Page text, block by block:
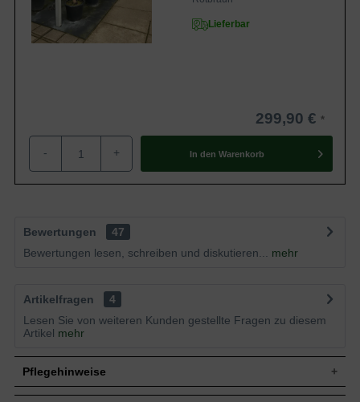
Lieferbar
299,90 €
- + In den Warenkorb
Bewertungen
47
Bewertungen lesen, schreiben und diskutieren...
mehr
Artikelfragen
4
Lesen Sie von weiteren Kunden gestellte Fragen zu diesem
Artikel mehr
Pflegehinweise